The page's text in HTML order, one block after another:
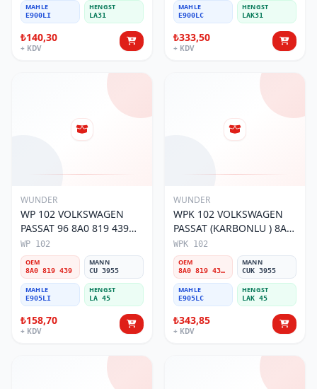
MAHLE
E900LI
HENGST
LA31
₺140,30
+ KDV
MAHLE
E900LC
HENGST
LAK31
₺333,50
+ KDV
WUNDER
WP 102 VOLKSWAGEN
PASSAT 96 8A0 819 439
Polen Filtresi
WP 102
OEM
8A0 819 439
MANN
CU 3955
MAHLE
E905LI
HENGST
LA 45
₺158,70
+ KDV
WUNDER
WPK 102 VOLKSWAGEN
PASSAT (KARBONLU ) 8A0
819 439B Polen Filtresi
WPK 102
OEM
8A0 819 439B
MANN
CUK 3955
MAHLE
E905LC
HENGST
LAK 45
₺343,85
+ KDV